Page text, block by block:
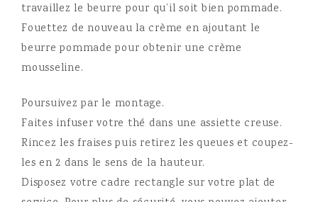
travaillez le beurre pour qu’il soit bien pommade.
Fouettez de nouveau la crème en ajoutant le
beurre pommade pour obtenir une crème
mousseline.
Poursuivez par le montage.
Faites infuser votre thé dans une assiette creuse.
Rincez les fraises puis retirez les queues et coupez-
les en 2 dans le sens de la hauteur.
Disposez votre cadre rectangle sur votre plat de